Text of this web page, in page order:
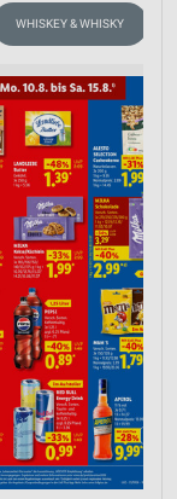
WHISKEY & WHISKY